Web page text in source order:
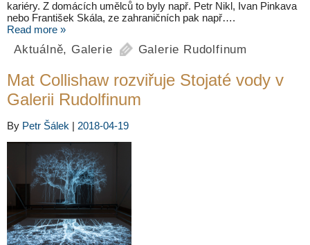
kariéry. Z domácích umělců to byly např. Petr Nikl, Ivan Pinkava
nebo František Skála, ze zahraničních pak např….
Read more »
Aktuálně, Galerie Galerie Rudolfinum
Mat Collishaw rozviřuje Stojaté vody v
Galerii Rudolfinum
By Petr Šálek | 2018-04-19